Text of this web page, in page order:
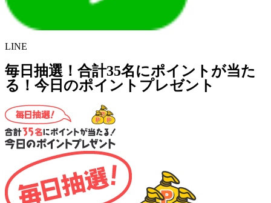
LINE
毎日抽選！合計35名にポイントが当た
る！今日のポイントプレゼント